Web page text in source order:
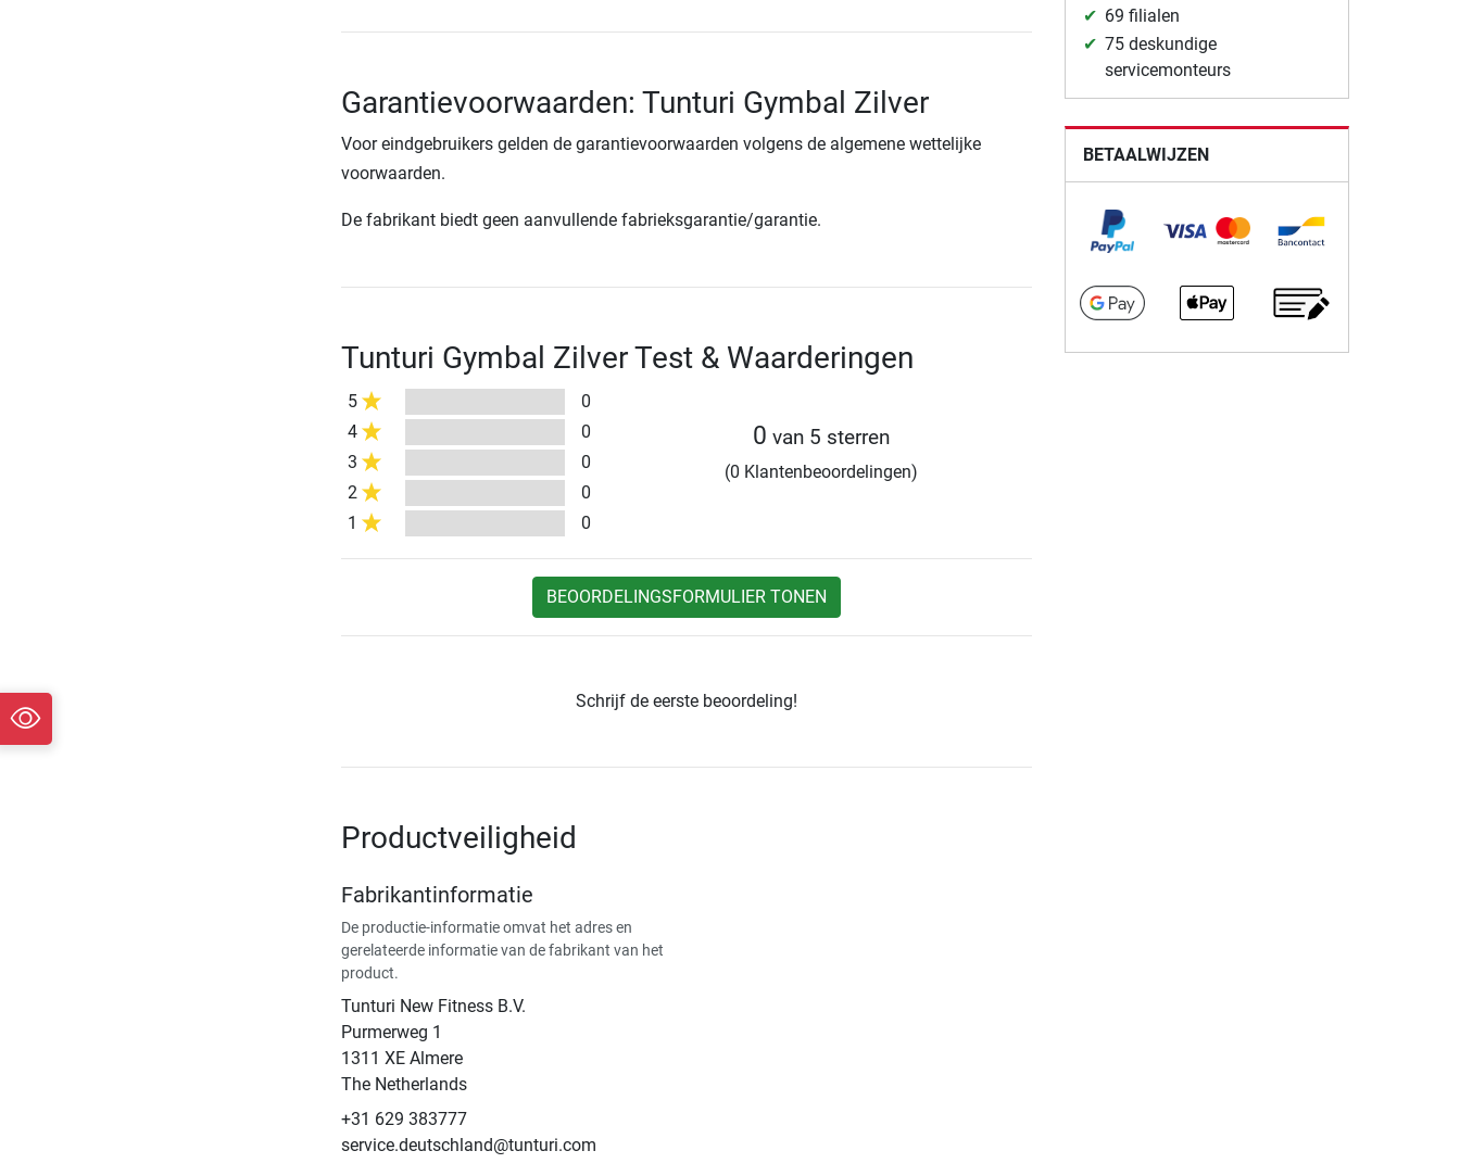
Garantievoorwaarden: Tunturi Gymbal Zilver
Voor eindgebruikers gelden de garantievoorwaarden volgens de algemene wettelijke
voorwaarden.
De fabrikant biedt geen aanvullende fabrieksgarantie/garantie.
Tunturi Gymbal Zilver Test & Waarderingen
5
0
4
0
3
0
2
0
1
0
0 van 5 sterren
(0 Klantenbeoordelingen)
BEOORDELINGSFORMULIER TONEN
Schrijf de eerste beoordeling!
Productveiligheid
Fabrikantinformatie
De productie-informatie omvat het adres en
gerelateerde informatie van de fabrikant van het
product.
Tunturi New Fitness B.V.
​Purmerweg 1
1311 XE Almere
The Netherlands
+31 629 383777
service.deutschland@tunturi.com
69 filialen
75 deskundige
servicemonteurs
BETAALWIJZEN